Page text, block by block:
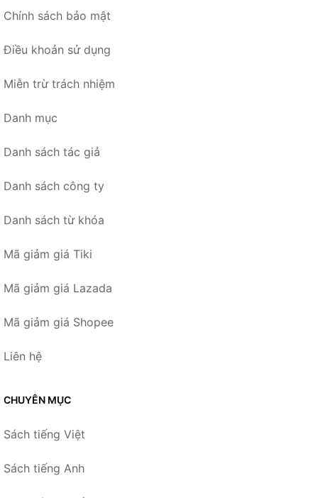
Chính sách bảo mật
Điều khoản sử dụng
Miễn trừ trách nhiệm
Danh mục
Danh sách tác giả
Danh sách công ty
Danh sách từ khóa
Mã giảm giá Tiki
Mã giảm giá Lazada
Mã giảm giá Shopee
Liên hệ
CHUYÊN MỤC
Sách tiếng Việt
Sách tiếng Anh